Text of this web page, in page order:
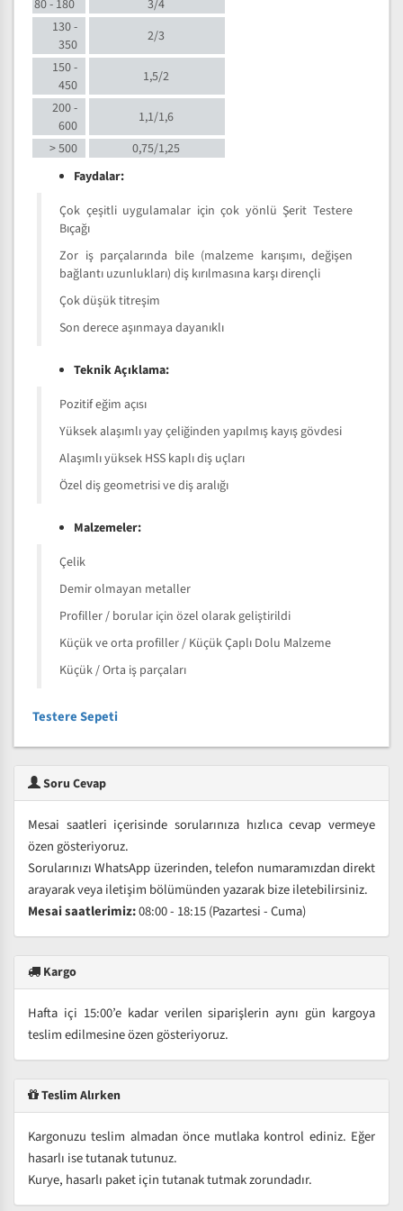
80 - 180
3/4
130 -
350
2/3
150 -
450
1,5/2
200 -
600
1,1/1,6
> 500
0,75/1,25
Faydalar:
Çok çeşitli uygulamalar için çok yönlü Şerit Testere
Bıçağı
Zor iş parçalarında bile (malzeme karışımı, değişen
bağlantı uzunlukları) diş kırılmasına karşı dirençli
Çok düşük titreşim
Son derece aşınmaya dayanıklı
Teknik Açıklama:
Pozitif eğim açısı
Yüksek alaşımlı yay çeliğinden yapılmış kayış gövdesi
Alaşımlı yüksek HSS kaplı diş uçları
Özel diş geometrisi ve diş aralığı
Malzemeler:
Çelik
Demir olmayan metaller
Profiller / borular için özel olarak geliştirildi
Küçük ve orta profiller / Küçük Çaplı Dolu Malzeme
Küçük / Orta iş parçaları
Testere Sepeti
Soru Cevap
Mesai saatleri içerisinde sorularınıza hızlıca cevap vermeye
özen gösteriyoruz.
Sorularınızı WhatsApp üzerinden, telefon numaramızdan direkt
arayarak veya iletişim bölümünden yazarak bize iletebilirsiniz.
Mesai saatlerimiz:08:00 - 18:15 (Pazartesi - Cuma)
Kargo
Hafta içi 15:00’e kadar verilen siparişlerin aynı gün kargoya
teslim edilmesine özen gösteriyoruz.
Teslim Alırken
Kargonuzu teslim almadan önce mutlaka kontrol ediniz. Eğer
hasarlı ise tutanak tutunuz.
Kurye, hasarlı paket için tutanak tutmak zorundadır.